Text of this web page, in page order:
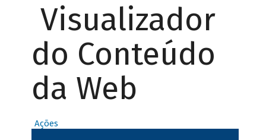
Visualizador
do Conteúdo
da Web
Ações